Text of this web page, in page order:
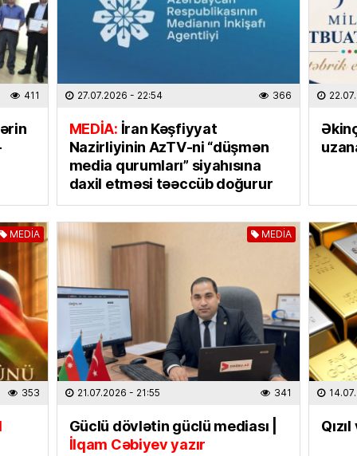
MEDİA
İDMAN
Salah
Yağış
DÜNYA
İki
olundu
ELM VƏ
411 27.07.2026 - 22:54 366
MEDİA: İran Kəşfiyyat
Nazirliyinin AzTV-ni “düşmən
media qurumları” siyahısına
daxil etməsi təəccüb doğurur
MEDİA
353
MEDİA
21.07.2026 - 21:55 341
Güclü dövlətin güclü mediası |
İlqam Cəbiyev yazır